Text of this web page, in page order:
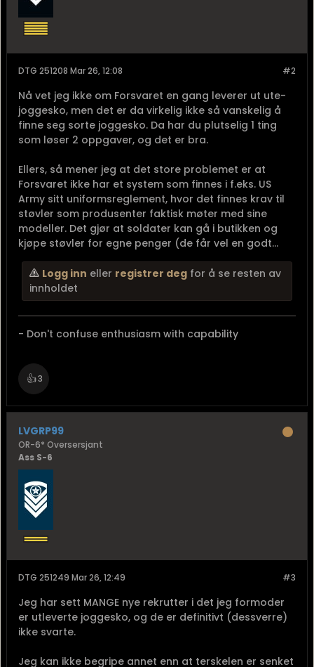
#2
DTG 251208 Mar 26, 12:08
Nå vet jeg ikke om Forsvaret en gang leverer ut ute-
joggesko, men det er da virkelig ikke så vanskelig å
finne seg sorte joggesko. Da har du plutselig 1 ting
som løser 2 oppgaver, og det er bra.
Ellers, så mener jeg at det store problemet er at
Forsvaret ikke har et system som finnes i f.eks. US
Army sitt uniformsreglement, hvor det finnes krav til
støvler som produsenter faktisk møter med sine
modeller. Det gjør at soldater kan gå i butikken og
kjøpe støvler for egne penger (de får vel en godt...
Logg inn eller registrer deg for å se resten av
innholdet
- Don't confuse enthusiasm with capability
👍3
LVGRP99
OR-6* Oversersjant
Ass S-6
#3
DTG 251249 Mar 26, 12:49
Jeg har sett MANGE nye rekrutter i det jeg formoder
er utleverte joggesko, og de er definitivt (dessverre)
ikke svarte.
Jeg kan ikke begripe annet enn at terskelen er senket